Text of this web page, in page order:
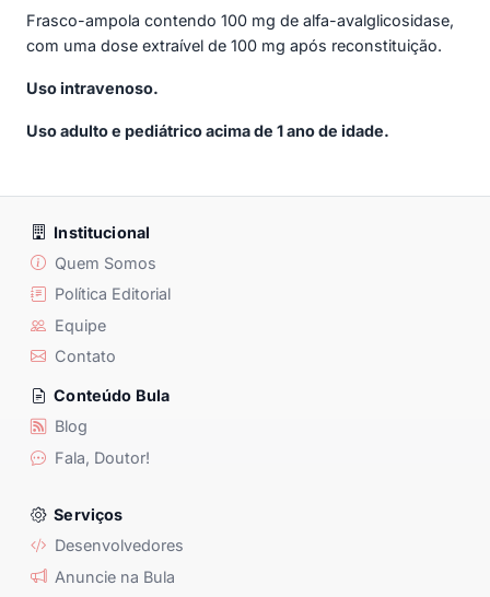
Frasco-ampola contendo 100 mg de alfa-avalglicosidase,
com uma dose extraível de 100 mg após reconstituição.
Uso intravenoso.
Uso adulto e pediátrico acima de 1 ano de idade.
Institucional
Quem Somos
Política Editorial
Equipe
Contato
Conteúdo Bula
Blog
Fala, Doutor!
Serviços
Desenvolvedores
Anuncie na Bula